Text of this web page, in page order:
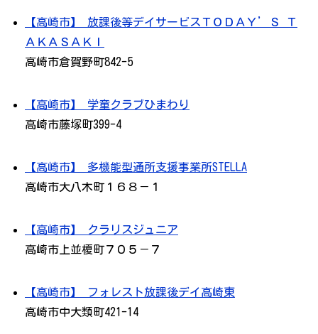
【高崎市】 放課後等デイサービスＴＯＤＡＹ’Ｓ Ｔ
ＡＫＡＳＡＫＩ
高崎市倉賀野町842-5
【高崎市】 学童クラブひまわり
高崎市藤塚町399-4
【高崎市】 多機能型通所支援事業所STELLA
高崎市大八木町１６８－１
【高崎市】 クラリスジュニア
高崎市上並榎町７０５－７
【高崎市】 フォレスト放課後デイ高崎東
高崎市中大類町421-14